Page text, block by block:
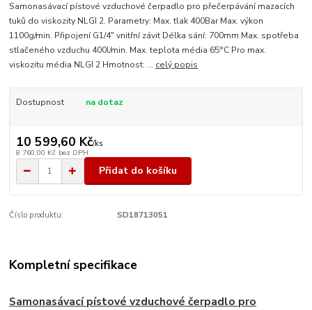
Samonasávací pístové vzduchové čerpadlo pro přečerpávání mazacích
tuků do viskozity NLGI 2. Parametry: Max. tlak 400Bar Max. výkon
1100g/min. Připojení G1/4" vnitřní závit Délka sání: 700mm Max. spotřeba
stlačeného vzduchu 400l/min. Max. teplota média 65°C Pro max.
viskozitu média NLGI 2 Hmotnost: ... celý popis
Dostupnost na dotaz
10 599,60 Kč/ks
8 760,00 Kč bez DPH
Přidat do košíku
Číslo produktu: SD18713051
Kompletní specifikace
Samonasávací pístové vzduchové čerpadlo pro